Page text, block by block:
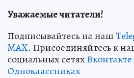
Уважаемые читатели!
Подписывайтесь на наш
MAX. Присоединяйтесь к
социальных сетяхВконтакте
Одноклассниках